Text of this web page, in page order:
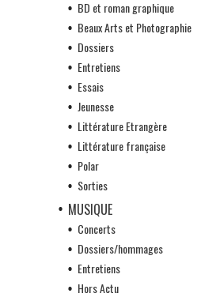
BD et roman graphique
Beaux Arts et Photographie
Dossiers
Entretiens
Essais
Jeunesse
Littérature Etrangère
Littérature française
Polar
Sorties
MUSIQUE
Concerts
Dossiers/hommages
Entretiens
Hors Actu